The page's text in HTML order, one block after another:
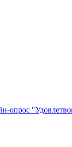
опрос